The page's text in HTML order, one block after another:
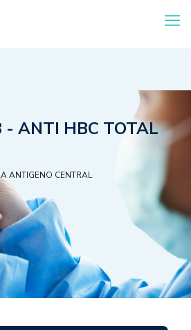
- ANTI HBC TOTAL
ANTIGENO CENTRAL